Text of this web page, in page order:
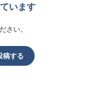
います
さい。
稿する